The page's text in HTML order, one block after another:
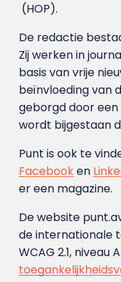
(HOP).
De redactie
Zij werken in
basis van vrije
beïnvloeding van
geborgd door een
wordt bijgestaan
Punt is ook te
Facebooken
er een magazine.
De website
de internationale
WCAG 2.1, niveau